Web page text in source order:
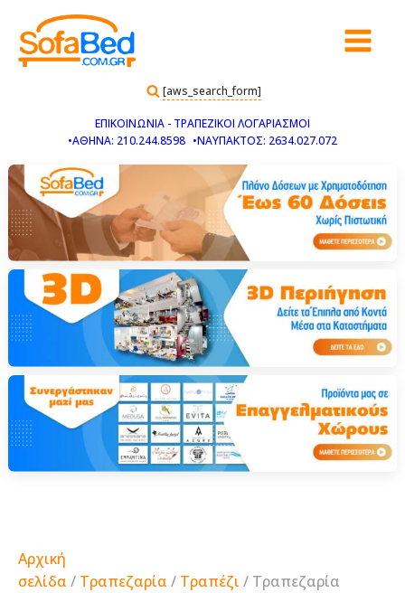
[aws_search_form]
ΕΠΙΚΟΙΝΩΝΙΑ - ΤΡΑΠΕΖΙΚΟΙ ΛΟΓΑΡΙΑΣΜΟΙ
•ΑΘΗΝΑ: 210.244.8598 •ΝΑΥΠΑΚΤΟΣ: 2634.027.072
Αρχική
σελίδα / Τραπεζαρία / Τραπέζι / Τραπεζαρία